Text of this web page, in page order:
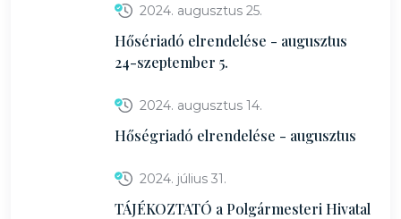
2024. augusztus 25.
Hősériadó elrendelése - augusztus
24-szeptember 5.
2024. augusztus 14.
Hőségriadó elrendelése - augusztus
2024. július 31.
TÁJÉKOZTATÓ a Polgármesteri Hivatal